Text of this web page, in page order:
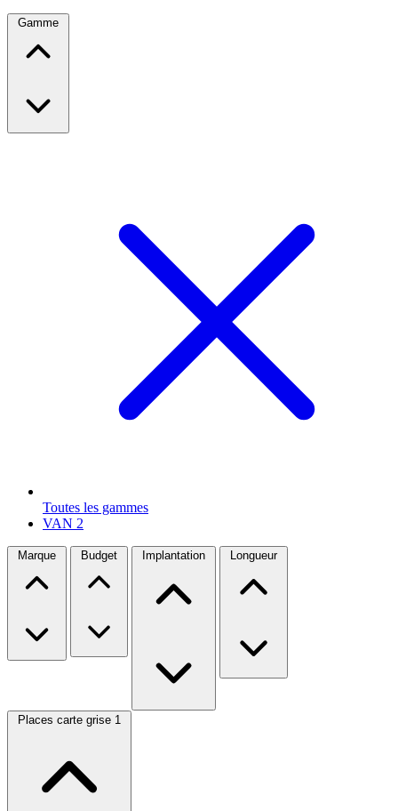
Gamme
Toutes les gammes
VAN 2
Marque Budget Implantation Longueur
Places carte grise 1